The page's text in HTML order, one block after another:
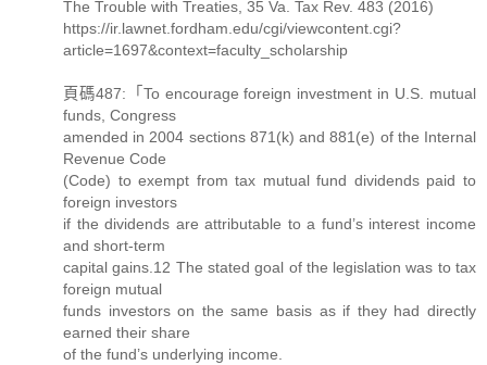
The Trouble with Treaties, 35 Va. Tax Rev. 483 (2016)
https://ir.lawnet.fordham.edu/cgi/viewcontent.cgi?
article=1697&context=faculty_scholarship
頁碼487:「To encourage foreign investment in U.S. mutual
funds, Congress
amended in 2004 sections 871(k) and 881(e) of the Internal
Revenue Code
(Code) to exempt from tax mutual fund dividends paid to
foreign investors
if the dividends are attributable to a fund’s interest income
and short-term
capital gains.12 The stated goal of the legislation was to tax
foreign mutual
funds investors on the same basis as if they had directly
earned their share
of the fund’s underlying income.